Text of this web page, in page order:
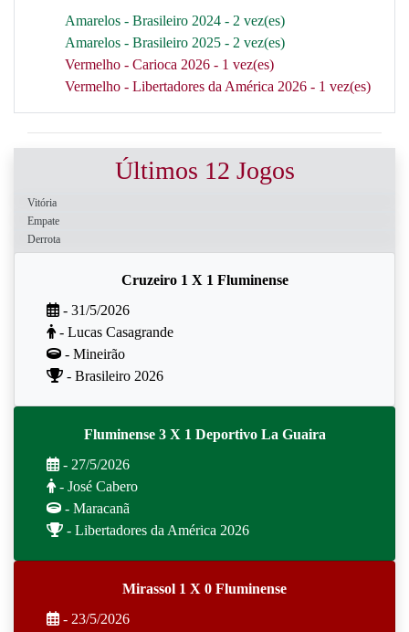
Amarelos - Brasileiro 2024 - 2 vez(es)
Amarelos - Brasileiro 2025 - 2 vez(es)
Vermelho - Carioca 2026 - 1 vez(es)
Vermelho - Libertadores da América 2026 - 1 vez(es)
Últimos 12 Jogos
Vitória
Empate
Derrota
Cruzeiro 1 X 1 Fluminense
- 31/5/2026
- Lucas Casagrande
- Mineirão
- Brasileiro 2026
Fluminense 3 X 1 Deportivo La Guaira
- 27/5/2026
- José Cabero
- Maracanã
- Libertadores da América 2026
Mirassol 1 X 0 Fluminense
- 23/5/2026